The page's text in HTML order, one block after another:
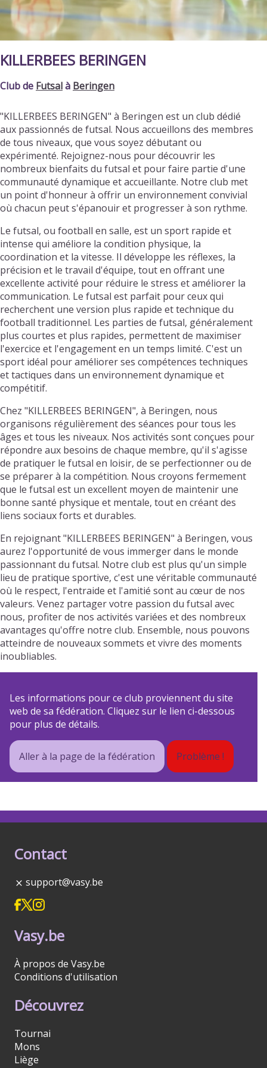
KILLERBEES BERINGEN
Club de Futsalà Beringen
"KILLERBEES BERINGEN" à Beringen est un club dédié
aux passionnés de futsal. Nous accueillons des membres
de tous niveaux, que vous soyez débutant ou
expérimenté. Rejoignez-nous pour découvrir les
nombreux bienfaits du futsal et pour faire partie d'une
communauté dynamique et accueillante. Notre club met
un point d'honneur à offrir un environnement convivial
où chacun peut s'épanouir et progresser à son rythme.
Le futsal, ou football en salle, est un sport rapide et
intense qui améliore la condition physique, la
coordination et la vitesse. Il développe les réflexes, la
précision et le travail d'équipe, tout en offrant une
excellente activité pour réduire le stress et améliorer la
communication. Le futsal est parfait pour ceux qui
recherchent une version plus rapide et technique du
football traditionnel. Les parties de futsal, généralement
plus courtes et plus rapides, permettent de maximiser
l'exercice et l'engagement en un temps limité. C'est un
sport idéal pour améliorer ses compétences techniques
et tactiques dans un environnement dynamique et
compétitif.
Chez "KILLERBEES BERINGEN", à Beringen, nous
organisons régulièrement des séances pour tous les
âges et tous les niveaux. Nos activités sont conçues pour
répondre aux besoins de chaque membre, qu'il s'agisse
de pratiquer le futsal en loisir, de se perfectionner ou de
se préparer à la compétition. Nous croyons fermement
que le futsal est un excellent moyen de maintenir une
bonne santé physique et mentale, tout en créant des
liens sociaux forts et durables.
En rejoignant "KILLERBEES BERINGEN" à Beringen, vous
aurez l'opportunité de vous immerger dans le monde
passionnant du futsal. Notre club est plus qu'un simple
lieu de pratique sportive, c'est une véritable communauté
où le respect, l'entraide et l'amitié sont au cœur de nos
valeurs. Venez partager votre passion du futsal avec
nous, profiter de nos activités variées et des nombreux
avantages qu'offre notre club. Ensemble, nous pouvons
atteindre de nouveaux sommets et vivre des moments
inoubliables.
Les informations pour ce club proviennent du site
web de sa fédération. Cliquez sur le lien ci-dessous
pour plus de détails.
Aller à la page de la fédération Problème !
Contact
support@vasy.be
Vasy.be
À propos de Vasy.be
Conditions d'utilisation
Découvrez
Tournai
Mons
Liège